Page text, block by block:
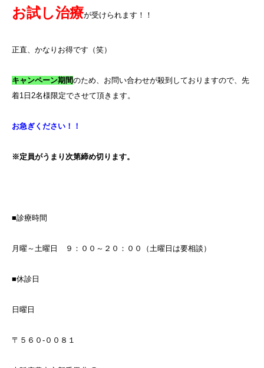
お試し治療が受けられます！！
正直、かなりお得です（笑）
キャンペーン期間のため、お問い合わせが殺到しておりますので、先
着1 日 2名様限定でさせて頂きます。
お急ぎください！！
※定員がうまり次第締め切ります。
■診療時間
月曜～土曜日 ９：００～２０：００（土曜日は要相談）
■休診日
日曜日
〒５６０-００８１